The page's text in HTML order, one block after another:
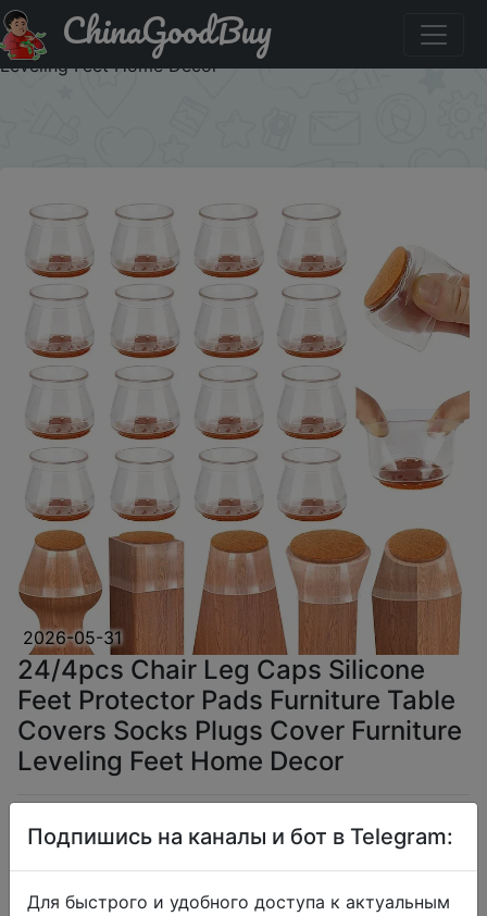
Купить: 24/4pcs Chair Leg Caps Silicone Feet Protector
Pads Furniture Table Covers Socks Plugs Cover Furniture
Leveling Feet Home Decor
ChinaGoodBuy
2026-05-31
24/4pcs Chair Leg Caps Silicone
Feet Protector Pads Furniture Table
Covers Socks Plugs Cover Furniture
Leveling Feet Home Decor
$1.97
Подпишись на каналы и бот в Telegram:
Для быстрого и удобного доступа к актуальным